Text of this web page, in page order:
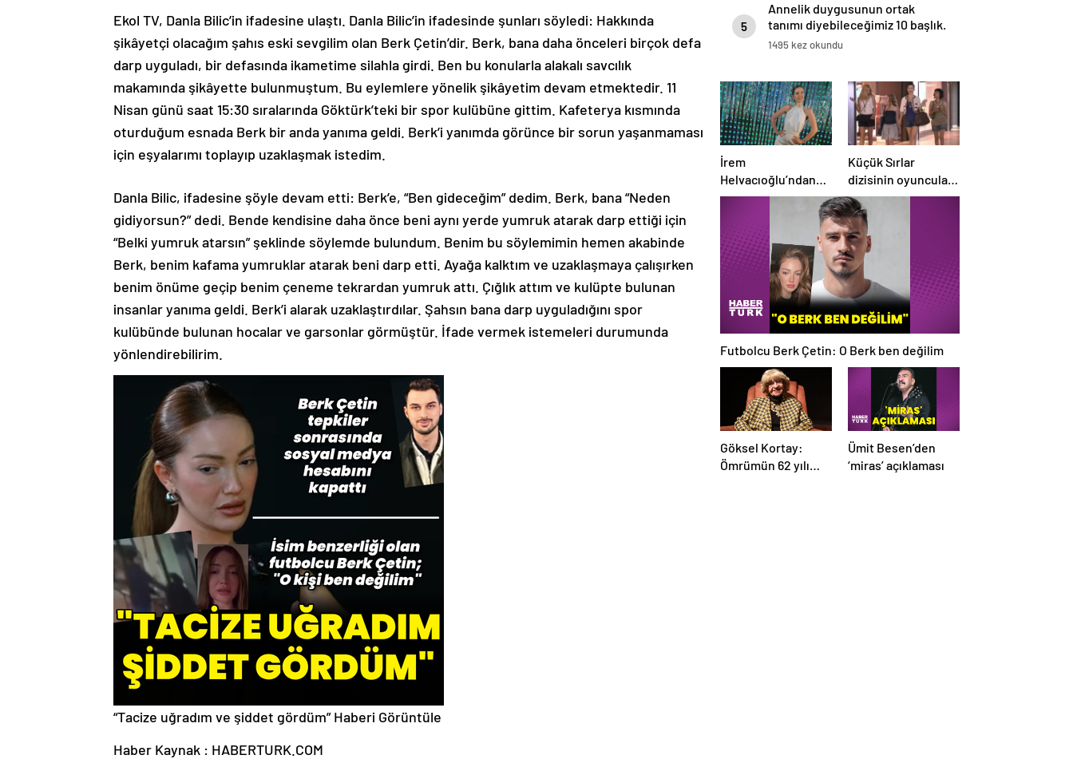
Ekol TV, Danla Bilic’in ifadesine ulaştı. Danla Bilic’in ifadesinde şunları söyledi: Hakkında
şikâyetçi olacağım şahıs eski sevgilim olan Berk Çetin’dir. Berk, bana daha önceleri birçok defa
darp uyguladı, bir defasında ikametime silahla girdi. Ben bu konularla alakalı savcılık
makamında şikâyette bulunmuştum. Bu eylemlere yönelik şikâyetim devam etmektedir. 11
Nisan günü saat 15:30 sıralarında Göktürk’teki bir spor kulübüne gittim. Kafeterya kısmında
oturduğum esnada Berk bir anda yanıma geldi. Berk’i yanımda görünce bir sorun yaşanmaması
için eşyalarımı toplayıp uzaklaşmak istedim.
Danla Bilic, ifadesine şöyle devam etti: Berk’e, “Ben gideceğim” dedim. Berk, bana “Neden
gidiyorsun?” dedi. Bende kendisine daha önce beni aynı yerde yumruk atarak darp ettiği için
“Belki yumruk atarsın” şeklinde söylemde bulundum. Benim bu söylemimin hemen akabinde
Berk, benim kafama yumruklar atarak beni darp etti. Ayağa kalktım ve uzaklaşmaya çalışırken
benim önüme geçip benim çeneme tekrardan yumruk attı. Çığlık attım ve kulüpte bulunan
insanlar yanıma geldi. Berk’i alarak uzaklaştırdılar. Şahsın bana darp uyguladığını spor
kulübünde bulunan hocalar ve garsonlar görmüştür. İfade vermek istemeleri durumunda
yönlendirebilirim.
“Tacize uğradım ve şiddet gördüm”Haberi Görüntüle
Haber Kaynak : HABERTURK.COM
5
Annelik duygusunun ortak
tanımı diyebileceğimiz 10 başlık.
1495 kez okundu
İrem
Helvacıoğlu’ndan
müjdeli haber geldi!
Küçük Sırlar
dizisinin oyuncuları
15 yıl sonra bir arada
Futbolcu Berk Çetin: O Berk ben değilim
Göksel Kortay:
Ömrümün 62 yılı
Ümit Besen’den
‘miras’ açıklaması